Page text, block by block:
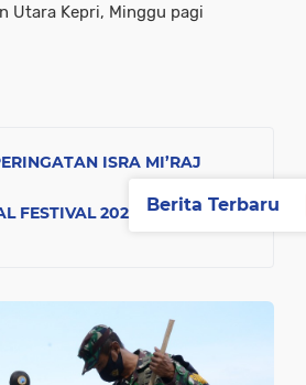
Utara Kepri, Minggu pagi
ISRA MI’RAJ
FESTIVAL 2021, BAKATBerita Terbaru